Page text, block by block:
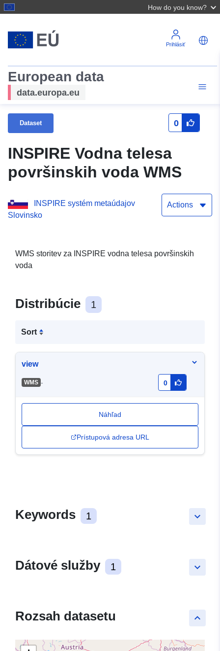
How do you know?
Prihlásiť
European data
data.europa.eu
Dataset 0
INSPIRE Vodna telesa
površinskih voda WMS
INSPIRE systém metaúdajov
Slovinsko
Actions
WMS storitev za INSPIRE vodna telesa površinskih
voda
Distribúcie 1
Sort
view
WMS - 0
Náhľad
Prístupová adresa URL
keyboard_arrow_down
Keywords 1
keyboard_arrow_down
Dátové služby 1
keyboard_arrow_up
Rozsah datasetu